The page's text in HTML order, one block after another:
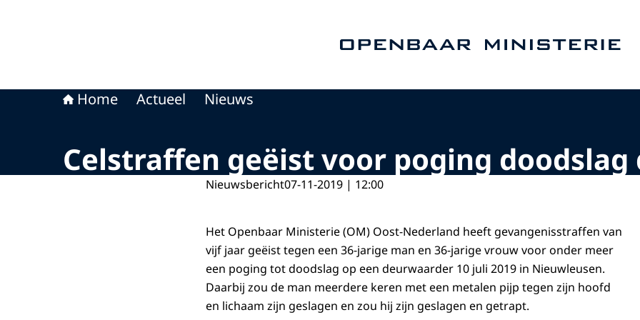
Home Actueel Nieuws
Celstraffen geëist voor poging
Nieuwsbericht07-11-2019 | 12:00
Het Openbaar Ministerie (OM) Oost-Nederland heeft gevangenisstraffen van
vijf jaar geëist tegen een 36-jarige man en 36-jarige vrouw voor onder meer
een poging tot doodslag op een deurwaarder 10 juli 2019 in Nieuwleusen.
Daarbij zou de man meerdere keren met een metalen pijp tegen zijn hoofd
en lichaam zijn geslagen en zou hij zijn geslagen en getrapt.